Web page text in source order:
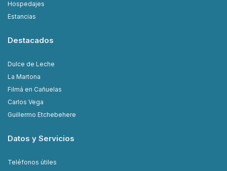
Hospedajes
Estancias
Destacados
Dulce de Leche
La Martona
Filmá en Cañuelas
Carlos Vega
Guillermo Etchebehere
Datos y Servicios
Teléfonos útiles